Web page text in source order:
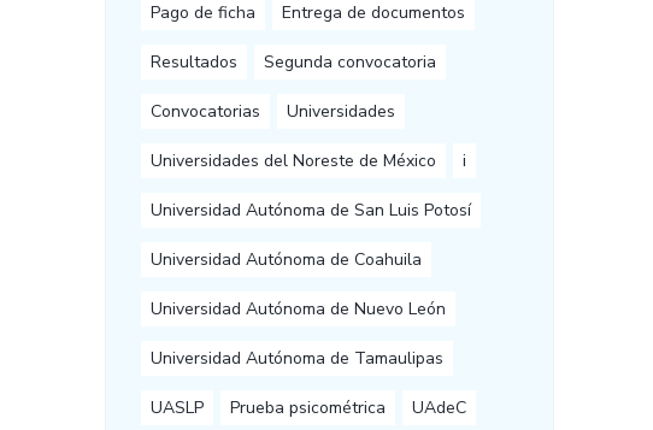
Pago de ficha Entrega de documentos
Resultados Segunda convocatoria
Convocatorias Universidades
Universidades del Noreste de México i
Universidad Autónoma de San Luis Potosí
Universidad Autónoma de Coahuila
Universidad Autónoma de Nuevo León
Universidad Autónoma de Tamaulipas
UASLP Prueba psicométrica UAdeC